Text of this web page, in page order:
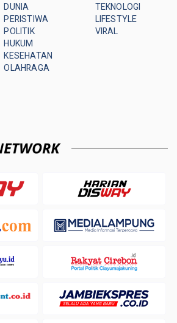
DUNIA
PERISTIWA
POLITIK
HUKUM
KESEHATAN
OLAHRAGA
TEKNOLOGI
LIFESTYLE
VIRAL